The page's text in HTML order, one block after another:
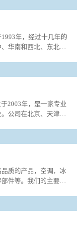
年，经过十几年的
华南和西北、东北、
2003年，是一家专业
公司在北京、天津、
质的产品，空调，冰
件等。我们的主要管